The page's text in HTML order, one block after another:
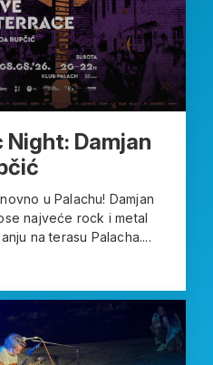
Damjan
u Palachu! Damjan
najveće rock i metal
na terasu Palacha....